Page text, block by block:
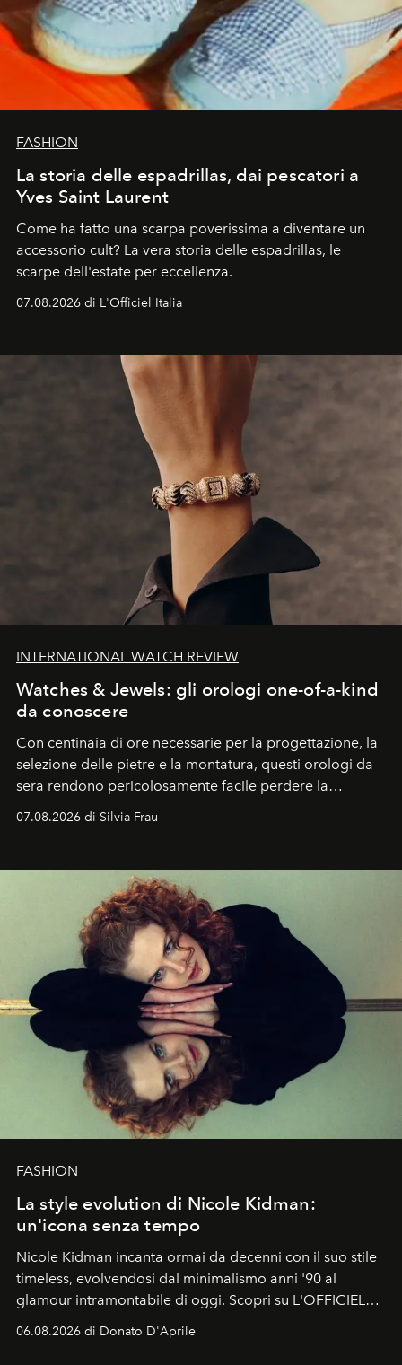
FASHION
La storia delle espadrillas, dai pescatori a
Yves Saint Laurent
Come ha fatto una scarpa poverissima a diventare un
accessorio cult? La vera storia delle espadrillas, le
scarpe dell'estate per eccellenza.
07.08.2026 di L'Officiel Italia
INTERNATIONAL WATCH REVIEW
Watches & Jewels: gli orologi one-of-a-kind
da conoscere
Con centinaia di ore necessarie per la progettazione, la
selezione delle pietre e la montatura, questi orologi da
sera rendono pericolosamente facile perdere la
cognizione del tempo. Ma con quadranti così
07.08.2026 di Silvia Frau
FASHION
La style evolution di Nicole Kidman:
un'icona senza tempo
Nicole Kidman incanta ormai da decenni con il suo stile
timeless, evolvendosi dal minimalismo anni '90 al
glamour intramontabile di oggi. Scopri su L'OFFICIEL
Italia la sua style evolution.
06.08.2026 di Donato D'Aprile